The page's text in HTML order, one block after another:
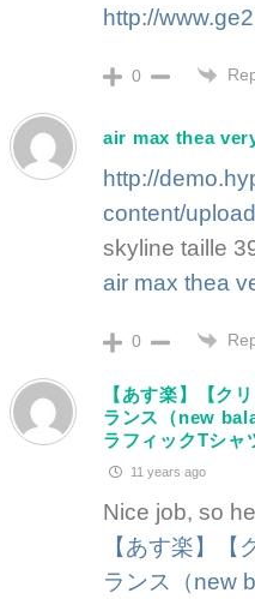
http://
0
air max thea
http://
content/
skyline taille
air max thea
0
【あす楽】【ク
ランス（new
ラフィックTシ
11 years ago
Nice job, so
【あす楽】
ランス（